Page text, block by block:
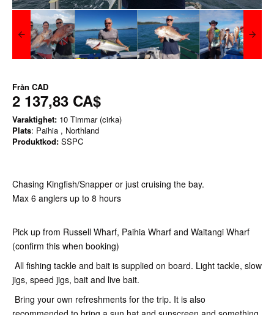
Från CAD
2 137,83 CA$
Varaktighet: 10 Timmar (cirka)
Plats: Paihia , Northland
Produktkod: SSPC
Chasing Kingfish/Snapper or just cruising the bay.
Max 6 anglers up to 8 hours
Pick up from Russell Wharf, Paihia Wharf and Waitangi Wharf
(confirm this when booking)
All fishing tackle and bait is supplied on board. Light tackle, slow
jigs, speed jigs, bait and live bait.
Bring your own refreshments for the trip. It is also